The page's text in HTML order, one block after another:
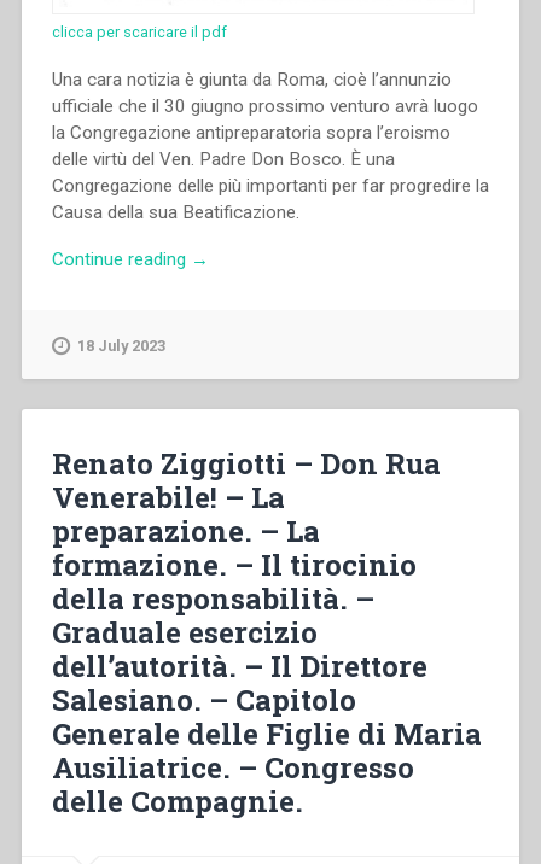
clicca per scaricare il pdf
Una cara notizia è giunta da Roma, cioè l’annunzio
ufficiale che il 30 giugno prossimo venturo avrà luogo
la Congregazione antipreparatoria sopra l’eroismo
delle virtù del Ven. Padre Don Bosco. È una
Congregazione delle più importanti per far progredire la
Causa della sua Beatificazione.
Continue reading “Filippo
di
Don
Bosco:
si
ha
da
fare
per
affrettarla
–
Dovere
non
→
18 July 2023
Renato Ziggiotti – Don Rua
Venerabile! – La
preparazione. – La
formazione. – Il tirocinio
della responsabilità. –
Graduale esercizio
dell’autorità. – Il Direttore
Salesiano. – Capitolo
Generale delle Figlie di Maria
Ausiliatrice. – Congresso
delle Compagnie.